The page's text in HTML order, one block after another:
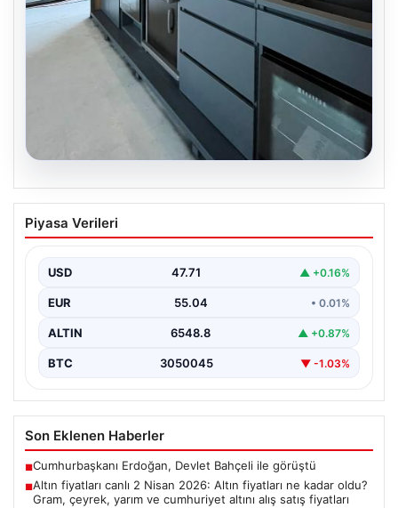
04.08.2026
Açık Alan Yaşam alanlarında Estetik ve
bahçe mutfağı Çözümleri
köşelerinden parçası durumuna ulaşmıştır. Bahçeyle
bütünleşik zaman…
Piyasa Verileri
USD 47.71 ▲ +0.16%
EUR 55.04 • 0.01%
ALTIN 6548.8 ▲ +0.87%
BTC 3050045 ▼ -1.03%
Son Eklenen Haberler
■Cumhurbaşkanı Erdoğan, Devlet Bahçeli ile görüştü
■Altın fiyatları canlı 2 Nisan 2026: Altın fiyatları ne kadar oldu?
Gram, çeyrek, yarım ve cumhuriyet altını alış satış fiyatları